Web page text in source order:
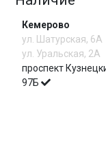
Кемерово
ул. Шатурская, 6А
ул. Уральская, 2А
проспект
97Б